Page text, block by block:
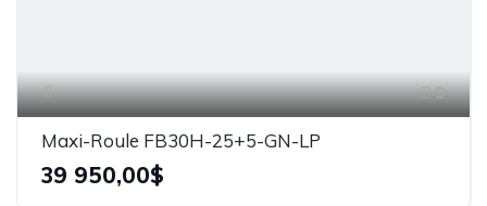
9
Maxi-Roule FB30H-25+5-GN-LP
39 950,00$